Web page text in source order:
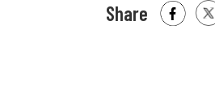
Share